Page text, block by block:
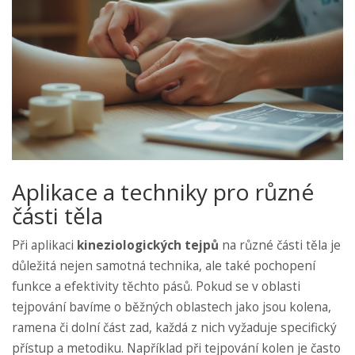
Aplikace a techniky pro různé
části těla
Při aplikaci kineziologických tejpů na různé části těla je
důležitá nejen samotná technika, ale také pochopení
funkce a efektivity těchto pásů. Pokud se v oblasti
tejpování bavíme o běžných oblastech jako jsou kolena,
ramena či dolní část zad, každá z nich vyžaduje specifický
přístup a metodiku. Například při tejpování kolen je často